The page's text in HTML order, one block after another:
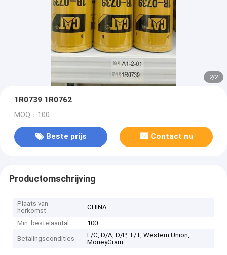
2/2
1R0739 1R0762
MOQ：100
Beste prijs Contact nu
Productomschrijving
Plaats van
herkomst
CHINA
Min. bestelaantal 100
Betalingscondities
L/C, D/A, D/P, T/T, Western Union,
MoneyGram